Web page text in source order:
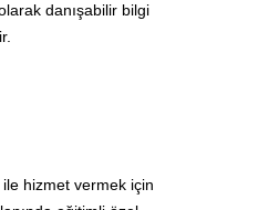
danışabilir bilgi
hizmet vermek için